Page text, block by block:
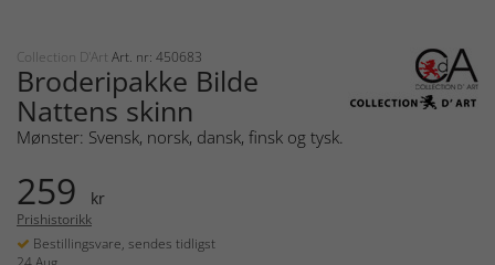
Collection D'Art Art. nr: 450683
Broderipakke Bilde
Nattens skinn
Mønster: Svensk, norsk, dansk, finsk og tysk.
259 kr
Prishistorikk
Bestillingsvare, sendes tidligst